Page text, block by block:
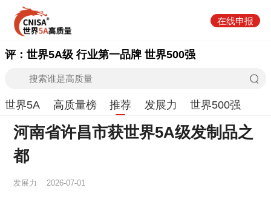
在线申报
评：世界5A级 行业第一品牌 世界500强
世界5A 高质量榜 推荐 发展力 世界500强
河南省许昌市获世界5A级发制品之
都
发展力 2026-07-01